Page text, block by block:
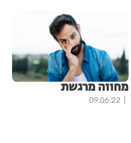
מחווה מרגשת
09.06.22